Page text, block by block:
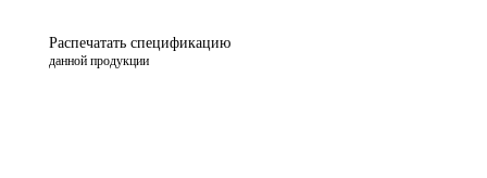
Распечатать спецификацию
данной продукции